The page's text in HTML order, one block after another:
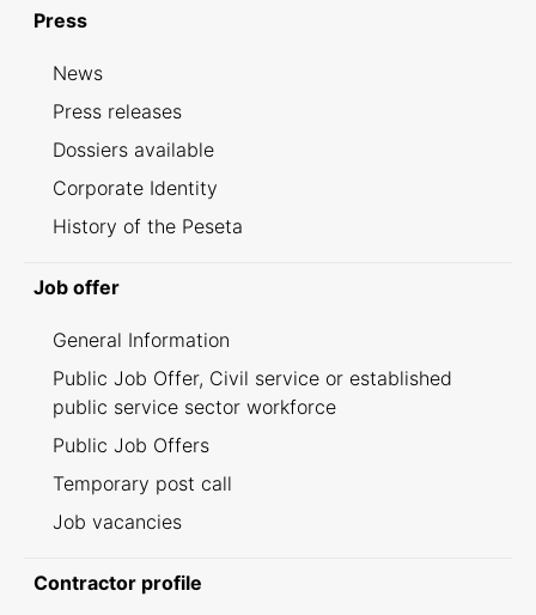
Press
News
Press releases
Dossiers available
Corporate Identity
History of the Peseta
Job offer
General Information
Public Job Offer, Civil service or established
public service sector workforce
Public Job Offers
Temporary post call
Job vacancies
Contractor profile